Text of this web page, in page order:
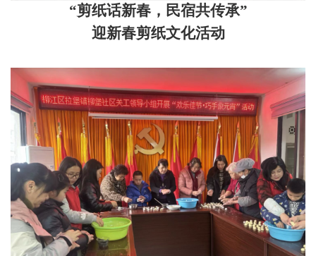
“剪纸话新春，民宿共传承”
迎新春剪纸文化活动